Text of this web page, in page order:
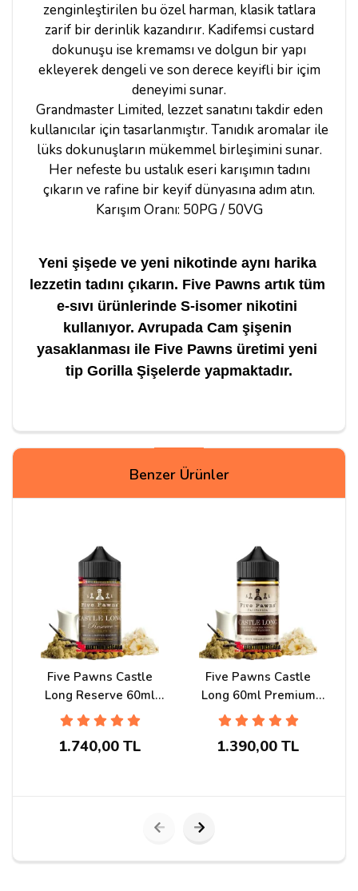
zenginleştirilen bu özel harman, klasik tatlara
zarif bir derinlik kazandırır. Kadifemsi custard
dokunuşu ise kremamsı ve dolgun bir yapı
ekleyerek dengeli ve son derece keyifli bir içim
deneyimi sunar.
Grandmaster Limited, lezzet sanatını takdir eden
kullanıcılar için tasarlanmıştır. Tanıdık aromalar ile
lüks dokunuşların mükemmel birleşimini sunar.
Her nefeste bu ustalık eseri karışımın tadını
çıkarın ve rafine bir keyif dünyasına adım atın.
Karışım Oranı: 50PG / 50VG
Yeni şişede ve yeni nikotinde aynı harika
lezzetin tadını çıkarın. Five Pawns artık tüm
e-sıvı ürünlerinde S-isomer nikotini
kullanıyor. Avrupada Cam şişenin
yasaklanması ile Five Pawns üretimi yeni
tip Gorilla Şişelerde yapmaktadır.
Yorum Yapın
Yorumunuz*
Benzer Ürünler
Five Pawns Castle
Long Reserve 60ml
Premium Likit
1.740,00 TL
Five Pawns Castle
Long 60ml Premium
Likit
1.390,00 TL